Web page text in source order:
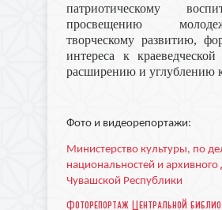
патриотическому
просвещению
творческому развитию,
интереса к краеведческой
расширению и углублению
Фото и видеорепортажи:
Министерство культуры, по
национальностей и архивного
Чувашской Республики
Фоторепортаж Центральной